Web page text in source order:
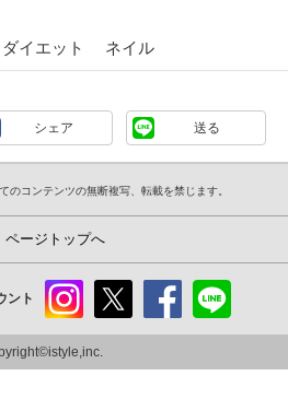
ダイエット ネイル
シェア 送る
のコンテンツの無断複写、転載を禁じます。
ページトップへ
ント
ram